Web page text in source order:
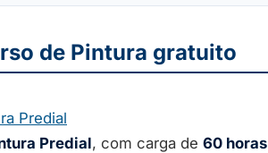
de Pintura gratuito
Predial
Predial, com carga de 60 horas